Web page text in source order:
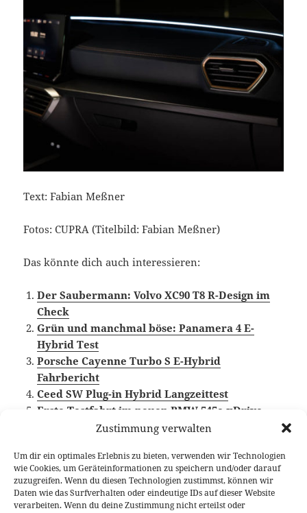
Zustimmung verwalten
Um dir ein optimales Erlebnis zu bieten, verwenden wir Technologien
wie Cookies, um Geräteinformationen zu speichern und/oder darauf
zuzugreifen. Wenn du diesen Technologien zustimmst, können wir
Daten wie das Surfverhalten oder eindeutige IDs auf dieser Website
verarbeiten. Wenn du deine Zustimmung nicht erteilst oder
Text: Fabian Meßner
Fotos: CUPRA (Titelbild: Fabian Meßner)
Das könnte dich auch interessieren:
Der Saubermann: Volvo XC90 T8 R-Design im
Check
Grün und manchmal böse: Panamera 4 E-
Hybrid Test
Porsche Cayenne Turbo S E-Hybrid
Fahrbericht
Ceed SW Plug-in Hybrid Langzeittest
Erste Testfahrt im neuen BMW 545e xDrive
Veröffentlicht
am
16. Oktober 2020 Autor
Fabian Meßner Kategorien
Fahrberichte
CUPRA,Plug-in Hybrid,Video Fahrbericht